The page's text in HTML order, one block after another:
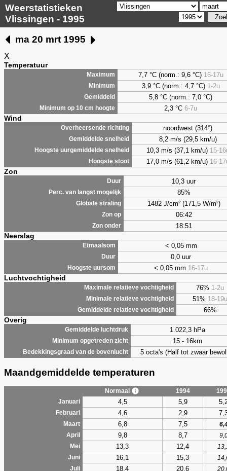
Weerstatistieken
Vlissingen - 1995
ma 20 mrt 1995
X
Temperatuur
Maximum 7,7 °C (norm.: 9,6 °C) 16-17u
Minimum 3,9 °C (norm.: 4,7 °C) 1-2u
Gemiddeld 5,8 °C (norm.: 7,0 °C)
Minimum op 10 cm hoogte 2,3 °C 6-7u
Wind
Overheersende richting noordwest (314°)
Gemiddelde snelheid 8,2 m/s (29,5 km/u)
Hoogste uurgemiddelde snelheid 10,3 m/s (37,1 km/u) 15-
Hoogste stoot 17,0 m/s (61,2 km/u) 16-
Zon
Duur 10,3 uur
Perc. van langst mogelijk 85%
Globale straling 1482 J/cm² (171,5 W/m²)
Zon op 06:42
Zon onder 18:51
Neerslag
Etmaalsom < 0,05 mm
Duur 0,0 uur
Hoogste uursom < 0,05 mm 16-17u
Luchtvochtigheid
Maximale relatieve vochtigheid 76% 1-2u
Minimale relatieve vochtigheid 51% 18-19u
Gemiddelde relatieve vochtigheid 66%
Overig
Gemiddelde luchtdruk 1.022,3 hPa
Minimum opgetreden zicht 15 - 16km
Bedekkingsgraad van de bovenlucht 5 octa's (Half tot zwaar
Maandgemiddelde temperaturen
Normaal 1994
Januari
4,5 5,9
Februari 4,6 2,9
Maart 6,8 7,5
April
9,8 8,7
Mei
13,3 12,4
Juni
16,1 15,3
Juli
18,4 20,6